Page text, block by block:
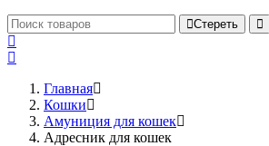
Стереть
Главная
Кошки
Амуниция для кошек
Адресник для кошек